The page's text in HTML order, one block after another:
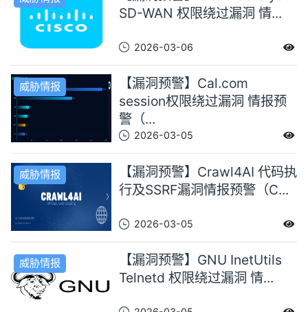
SD-WAN 权限绕过漏洞 情...
2026-03-06
威胁情报
【漏洞预警】Cal.com
session权限绕过漏洞 情报预
警（...
2026-03-05
威胁情报
【漏洞预警】Crawl4AI 代码执
行及SSRF漏洞情报预警（C...
2026-03-05
威胁情报
【漏洞预警】GNU InetUtils
Telnetd 权限绕过漏洞 情...